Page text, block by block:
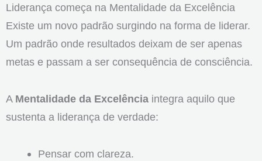
Liderança começa na Mentalidade da Excelência
Existe um novo padrão surgindo na forma de liderar.
Um padrão onde resultados deixam de ser apenas
metas e passam a ser consequência de consciência.
A Mentalidade da Excelência integra aquilo que
sustenta a liderança de verdade:
Pensar com clareza.